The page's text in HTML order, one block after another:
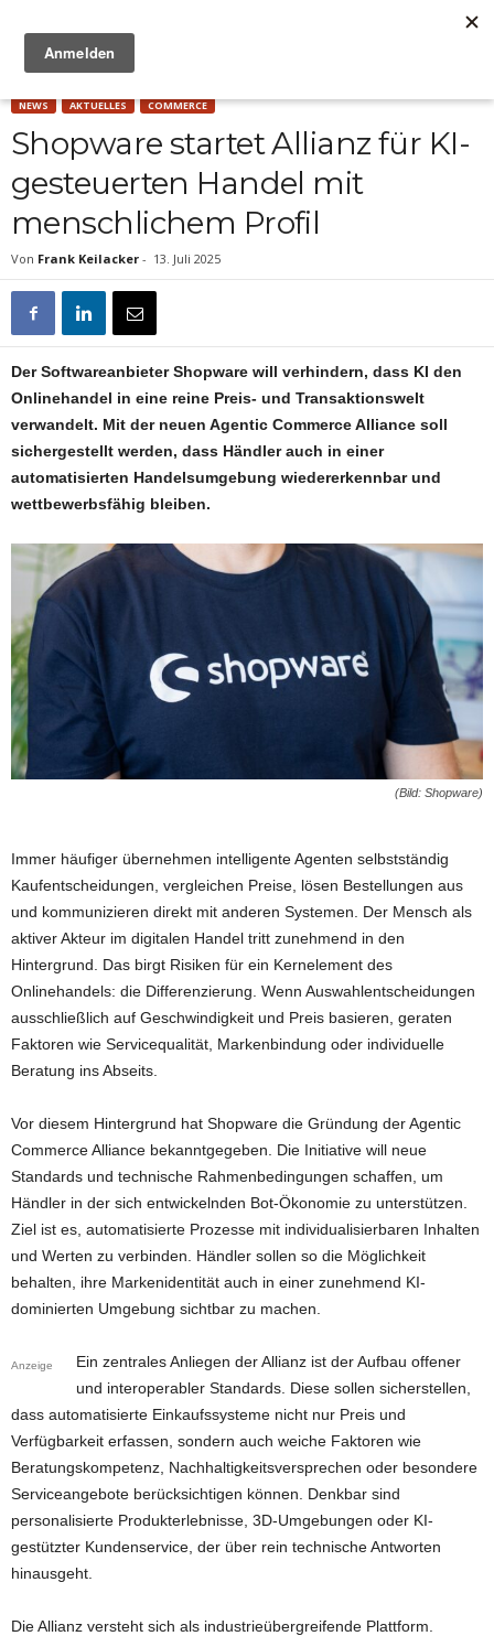
NEWS AKTUELLES COMMERCE
Shopware startet Allianz für KI-
gesteuerten Handel mit
menschlichem Profil
Von Frank Keilacker - 13. Juli 2025
Der Softwareanbieter Shopware will verhindern, dass KI den
Onlinehandel in eine reine Preis- und Transaktionswelt
verwandelt. Mit der neuen Agentic Commerce Alliance soll
sichergestellt werden, dass Händler auch in einer
automatisierten Handelsumgebung wiedererkennbar und
wettbewerbsfähig bleiben.
(Bild: Shopware)
Immer häufiger übernehmen intelligente Agenten selbstständig
Kaufentscheidungen, vergleichen Preise, lösen Bestellungen aus
und kommunizieren direkt mit anderen Systemen. Der Mensch als
aktiver Akteur im digitalen Handel tritt zunehmend in den
Hintergrund. Das birgt Risiken für ein Kernelement des
Onlinehandels: die Differenzierung. Wenn Auswahlentscheidungen
ausschließlich auf Geschwindigkeit und Preis basieren, geraten
Faktoren wie Servicequalität, Markenbindung oder individuelle
Beratung ins Abseits.
Vor diesem Hintergrund hat Shopware die Gründung der Agentic
Commerce Alliance bekanntgegeben. Die Initiative will neue
Standards und technische Rahmenbedingungen schaffen, um
Händler in der sich entwickelnden Bot-Ökonomie zu unterstützen.
Ziel ist es, automatisierte Prozesse mit individualisierbaren Inhalten
und Werten zu verbinden. Händler sollen so die Möglichkeit
behalten, ihre Markenidentität auch in einer zunehmend KI-
dominierten Umgebung sichtbar zu machen.
Anzeige
Ein zentrales Anliegen der Allianz ist der Aufbau offener
und interoperabler Standards. Diese sollen sicherstellen,
dass automatisierte Einkaufssysteme nicht nur Preis und
Verfügbarkeit erfassen, sondern auch weiche Faktoren wie
Beratungskompetenz, Nachhaltigkeitsversprechen oder besondere
Serviceangebote berücksichtigen können. Denkbar sind
personalisierte Produkterlebnisse, 3D-Umgebungen oder KI-
gestützter Kundenservice, der über rein technische Antworten
hinausgeht.
Die Allianz versteht sich als industrieübergreifende Plattform.